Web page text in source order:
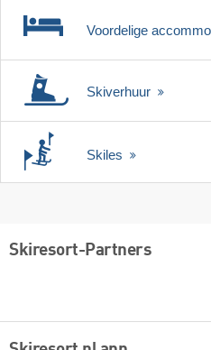
Voordelige
Skiverhuur
Skiles
Skiresort-Partners